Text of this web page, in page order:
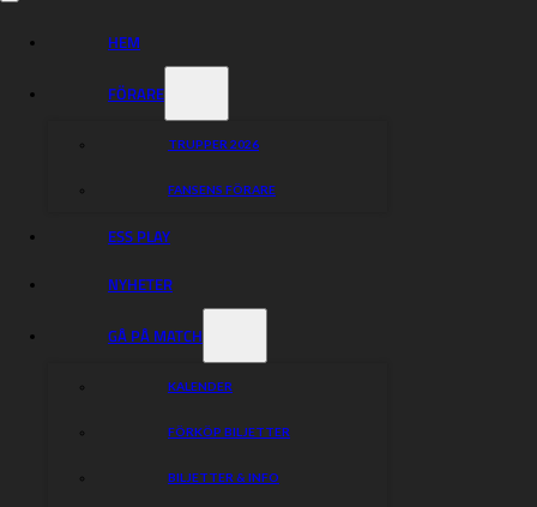
HEM
FÖRARE
TRUPPER 2026
FANSENS FÖRARE
ESS PLAY
NYHETER
GÅ PÅ MATCH
KALENDER
FÖRKÖP BILJETTER
BILJETTER & INFO